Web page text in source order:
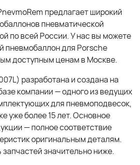
предлагает широкий
пневматической
по всей России. У нас вы можете
пневмобаллон для Porsche
доступным ценам в Москве.
разработана и создана на
компании — одного из ведущих
для пневмоподвесок,
уже более 15 лет. Основное
— полное соответствие
оригинальным деталям.
значительно ниже.